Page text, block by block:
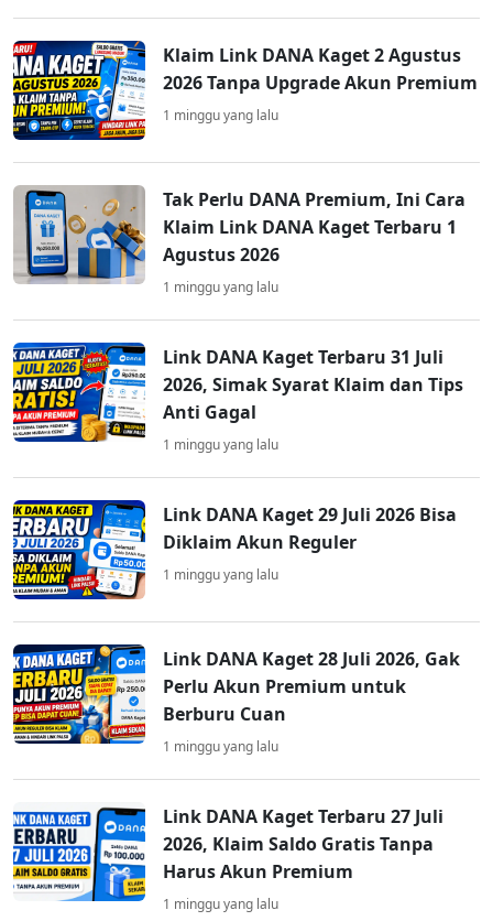
Klaim Link DANA Kaget 2 Agustus
2026 Tanpa Upgrade Akun Premium
1 minggu yang lalu
Tak Perlu DANA Premium, Ini Cara
Klaim Link DANA Kaget Terbaru 1
Agustus 2026
1 minggu yang lalu
Link DANA Kaget Terbaru 31 Juli
2026, Simak Syarat Klaim dan Tips
Anti Gagal
1 minggu yang lalu
Link DANA Kaget 29 Juli 2026 Bisa
Diklaim Akun Reguler
1 minggu yang lalu
Link DANA Kaget 28 Juli 2026, Gak
Perlu Akun Premium untuk
Berburu Cuan
1 minggu yang lalu
Link DANA Kaget Terbaru 27 Juli
2026, Klaim Saldo Gratis Tanpa
Harus Akun Premium
1 minggu yang lalu